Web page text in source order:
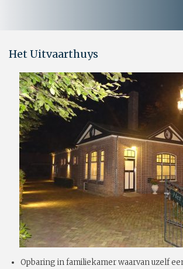
Het Uitvaarthuys
Opbaring in familiekamer waarvan uzelf